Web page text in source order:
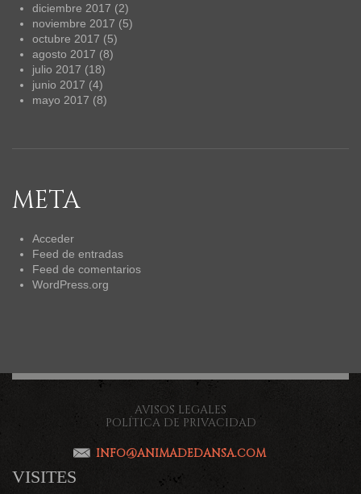
diciembre 2017 (2)
noviembre 2017 (5)
octubre 2017 (5)
agosto 2017 (8)
julio 2017 (18)
junio 2017 (4)
mayo 2017 (8)
META
Acceder
Feed de entradas
Feed de comentarios
WordPress.org
AVISOS LEGALES
POLÍTICA DE PRIVACIDAD
INFO@ANIMADEDANSA.COM
VISITES